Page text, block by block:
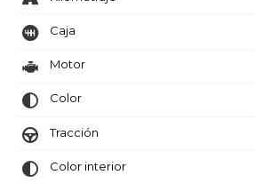
Caja
Motor
Color
Tracción
Color interior